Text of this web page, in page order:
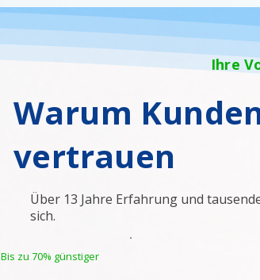
Ihre
Warum
vertrauen
Über 13 Jahre Erfahrung und
sich.
Bis zu 70% günstiger